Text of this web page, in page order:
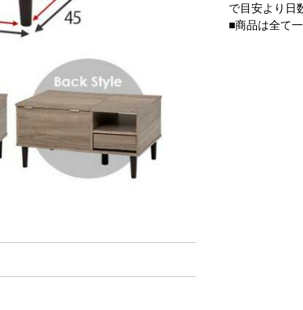
で目安より日
■商品は全て